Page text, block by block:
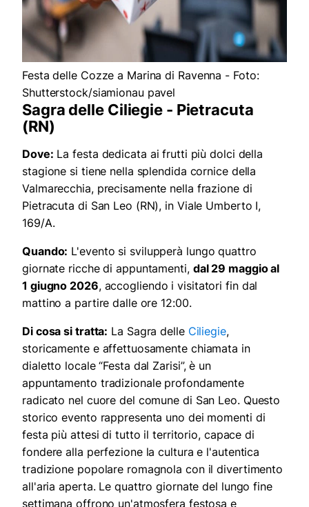
Festa delle Cozze a Marina di Ravenna - Foto:
Shutterstock/siamionau pavel
Sagra delle Ciliegie - Pietracuta
(RN)
Dove: La festa dedicata ai frutti più dolci della
stagione si tiene nella splendida cornice della
Valmarecchia, precisamente nella frazione di
Pietracuta di San Leo (RN), in Viale Umberto I,
169/A.
Quando: L'evento si svilupperà lungo quattro
giornate ricche di appuntamenti, dal 29 maggio al
1 giugno 2026, accogliendo i visitatori fin dal
mattino a partire dalle ore 12:00.
Di cosa si tratta: La Sagra delle Ciliegie,
storicamente e affettuosamente chiamata in
dialetto locale “Festa dal Zarisi”, è un
appuntamento tradizionale profondamente
radicato nel cuore del comune di San Leo. Questo
storico evento rappresenta uno dei momenti di
festa più attesi di tutto il territorio, capace di
fondere alla perfezione la cultura e l'autentica
tradizione popolare romagnola con il divertimento
all'aria aperta. Le quattro giornate del lungo fine
settimana offrono un'atmosfera festosa e